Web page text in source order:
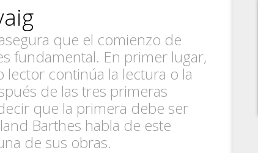
que el comienzo de
fundamental. En primer lugar,
continúa la lectura o la
de las tres primeras
que la primera debe ser
Barthes habla de este
de sus obras.